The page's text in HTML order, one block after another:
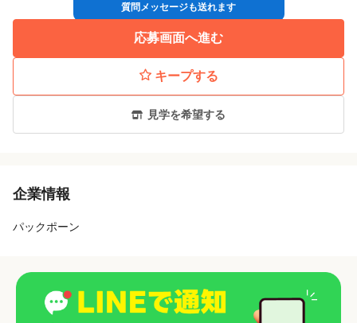
質問メッセージも送れます
応募画面へ進む
キープする
見学を希望する
企業情報
パックポーン